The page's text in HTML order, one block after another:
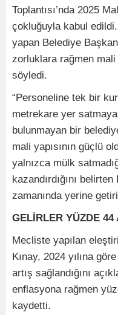
Toplantısı’nda 2025
çokluğuyla kabul
yapan Belediye
zorluklara rağmen
söyledi.
“Personeline tek bir
metrekare yer
bulunmayan bir
mali yapısının güçlü
yalnızca mülk
kazandırdığını
zamanında yerine
GELİRLER YÜZDE 44
Mecliste yapılan
Kınay, 2024 yılına
artış sağlandığını
enflasyona rağmen
kaydetti.